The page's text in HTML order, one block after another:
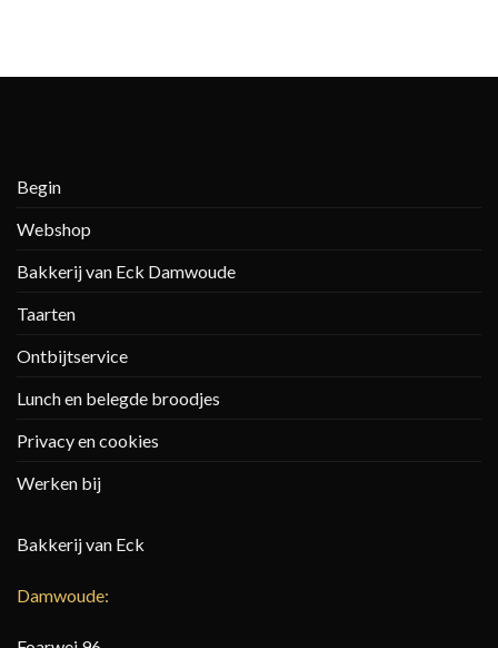
Begin
Webshop
Bakkerij van Eck Damwoude
Taarten
Ontbijtservice
Lunch en belegde broodjes
Privacy en cookies
Werken bij
Bakkerij van Eck
Damwoude: